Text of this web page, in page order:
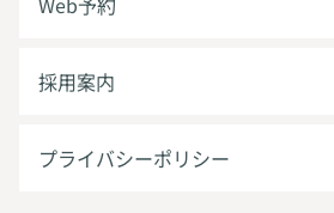
採用案内
プライバシーポリシー